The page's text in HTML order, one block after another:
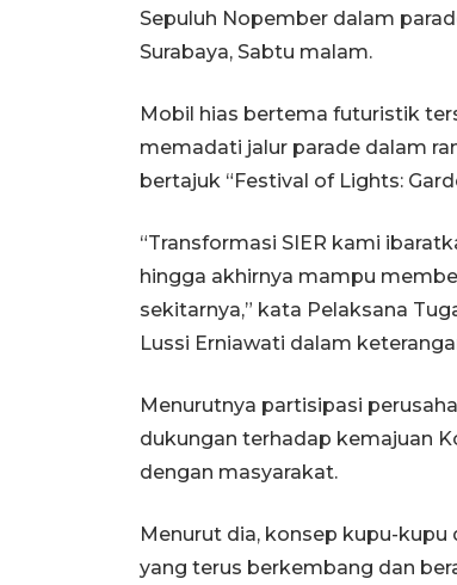
Sepuluh Nopember dalam
Surabaya, Sabtu malam.
Mobil hias bertema futuristik
memadati jalur parade dalam
bertajuk “Festival of Lights:
“Transformasi SIER kami
hingga akhirnya mampu
sekitarnya,” kata Pelaksana
Lussi Erniawati dalam
Menurutnya partisipasi
dukungan terhadap kemajuan
dengan masyarakat.
Menurut dia, konsep kupu-
yang terus berkembang dan